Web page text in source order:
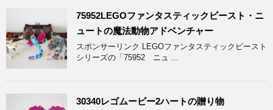
75952LEGOファンタスティックビースト・ニ
ュートの魔法動物アドベンチャー
スポンサーリンク LEGOファンタスティックビースト
シリーズの「75952 ニュ ...
30340レゴムービー2ハートの贈り物